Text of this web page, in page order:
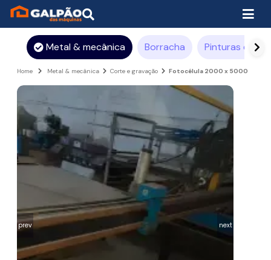
Metal & mecânica Borracha Pinturas e
Home Metal & mecânica Corte e gravação Fotocélula 2000 x 5000
prev next